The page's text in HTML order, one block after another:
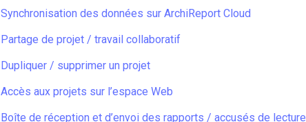
Synchronisation des données sur ArchiReport Cloud
Partage de projet / travail collaboratif
Dupliquer / supprimer un projet
Accès aux projets sur l’espace Web
Boîte de réception et d’envoi des rapports / accusés de lecture